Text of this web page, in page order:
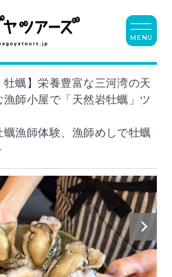
蠣】栄養豊富な三河湾の天
師小屋で「天然岩牡蠣」ツ
漁師体験、漁師めしで牡蠣
MENU